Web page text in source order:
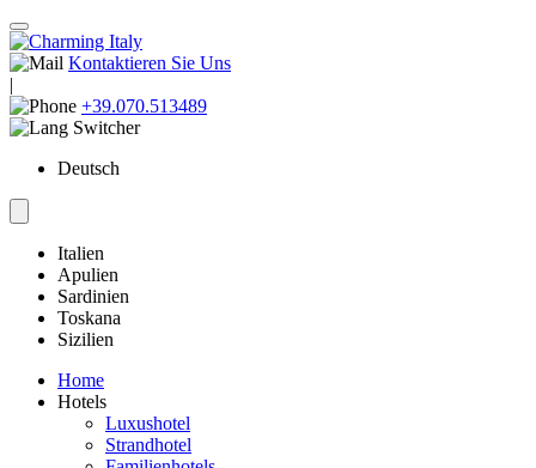
Kontaktieren Sie Uns
|
+39.070.513489
Deutsch
Italien
Apulien
Sardinien
Toskana
Sizilien
Home
Hotels
Luxushotel
Strandhotel